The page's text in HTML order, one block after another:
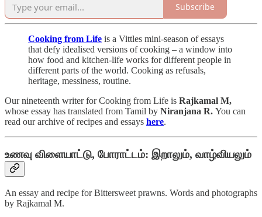
Subscribe
Cooking from Life is a Vittles mini-season of essays
that defy idealised versions of cooking – a window into
how food and kitchen-life works for different people in
different parts of the world. Cooking as refusals,
heritage, messiness, routine.
Our nineteenth writer for Cooking from Life is Rajkamal M,
whose essay has translated from Tamil by Niranjana R. You can
read our archive of recipes and essays here.
உணவு விளையாட்டு, போராட்டம்: இறாலும், வாழ்வியலும்
An essay and recipe for Bittersweet prawns. Words and photographs
by Rajkamal M.